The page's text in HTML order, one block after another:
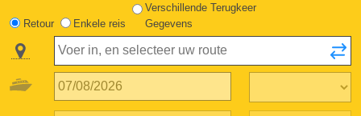
Retour Enkele reis
Verschillende Terugkeer
Gegevens